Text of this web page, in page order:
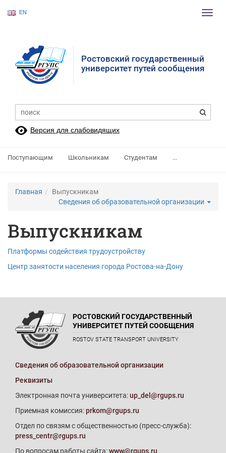
EN
Ростовский государственный
университет путей сообщения
Версия для слабовидящих
Поступающим Школьникам Студентам ...
Главная
Выпускникам
Сведения об образовательной организации
Выпускникам
Платформы содействия трудоустройству
Центр занятости населения города Ростова-на-Дону
РОСТОВСКИЙ ГОСУДАРСТВЕННЫЙ
УНИВЕРСИТЕТ ПУТЕЙ СООБЩЕНИЯ
ROSTOV STATE TRANSPORT UNIVERSITY
Сведения об образовательной организации
Реквизиты
Электронная почта университета:up_del@rgups.ru
Приемная комиссия:prkom@rgups.ru
Отдел по связям с общественностью (пресс-служба):
press_centr@rgups.ru
По вопросам работы сайта:www@rgups.ru